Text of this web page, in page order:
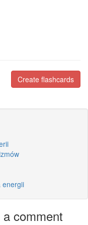
Create flashcards
energii
comment